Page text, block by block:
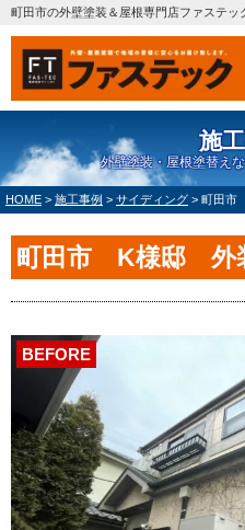
町田市の外壁塗装＆屋根専門店ファステッ
施
外壁塗装・屋根塗替え
HOME > 施工事例 > サイディング > 町田市
町田市 K様邸 外
BEFORE